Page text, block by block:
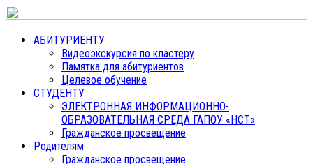
АБИТУРИЕНТУ
Видеоэкскурсия по кластеру
Памятка для абитуриентов
Целевое обучение
СТУДЕНТУ
ЭЛЕКТРОННАЯ ИНФОРМАЦИОННО-
ОБРАЗОВАТЕЛЬНАЯ СРЕДА ГАПОУ «НСТ»
Гражданское просвещение
Родителям
Гражданское просвещение